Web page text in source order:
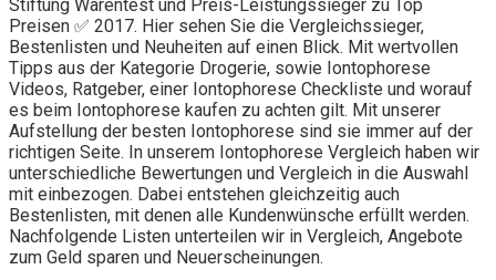
Stiftung Warentest und Preis-Leistungssieger zu Top
Preisen ✅ 2017. Hier sehen Sie die Vergleichssieger,
Bestenlisten und Neuheiten auf einen Blick. Mit wertvollen
Tipps aus der Kategorie Drogerie, sowie Iontophorese
Videos, Ratgeber, einer Iontophorese Checkliste und worauf
es beim Iontophorese kaufen zu achten gilt. Mit unserer
Aufstellung der besten Iontophorese sind sie immer auf der
richtigen Seite. In unserem Iontophorese Vergleich haben wir
unterschiedliche Bewertungen und Vergleich in die Auswahl
mit einbezogen. Dabei entstehen gleichzeitig auch
Bestenlisten, mit denen alle Kundenwünsche erfüllt werden.
Nachfolgende Listen unterteilen wir in Vergleich, Angebote
zum Geld sparen und Neuerscheinungen.